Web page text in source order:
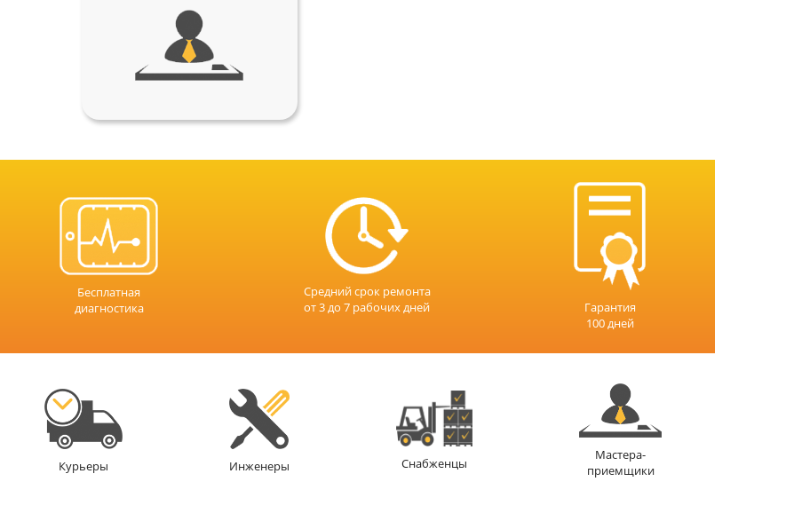
Бесплатная
диагностика
Средний срок ремонта
от 3 до 7 рабочих дней
Гарантия
100 дней
Курьеры Инженеры Снабженцы
Мастера-
приемщики